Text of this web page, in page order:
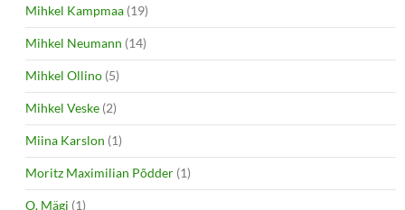
Mihkel Kampmaa (19)
Mihkel Neumann (14)
Mihkel Ollino (5)
Mihkel Veske (2)
Miina Karslon (1)
Moritz Maximilian Põdder (1)
O. Mägi (1)